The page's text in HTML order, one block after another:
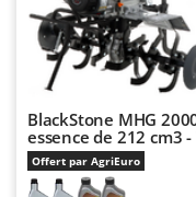
Royal Food
Ryobi
S
S.T.P.
Santos
Sbaraglia
BlackStone MHG
essence de 212 cm3 -
Offert par AgriEuro